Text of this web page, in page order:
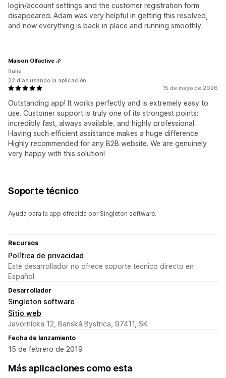
login/account settings and the customer registration form
disappeared. Adam was very helpful in getting this resolved,
and now everything is back in place and running smoothly.
15 de mayo de 2026
Outstanding app! It works perfectly and is extremely easy to
use. Customer support is truly one of its strongest points:
incredibly fast, always available, and highly professional.
Having such efficient assistance makes a huge difference.
Highly recommended for any B2B website. We are genuinely
very happy with this solution!
Maison Olfactive
Italia
22 días usando la aplicación
Soporte técnico
Ayuda para la app ofrecida por Singleton software.
Recursos
Política de privacidad
Este desarrollador no ofrece soporte técnico directo en
Español.
Desarrollador
Singleton software
Sitio web
Javornícka 12, Banská Bystrica, 97411, SK
Fecha de lanzamiento
15 de febrero de 2019
Más aplicaciones como esta